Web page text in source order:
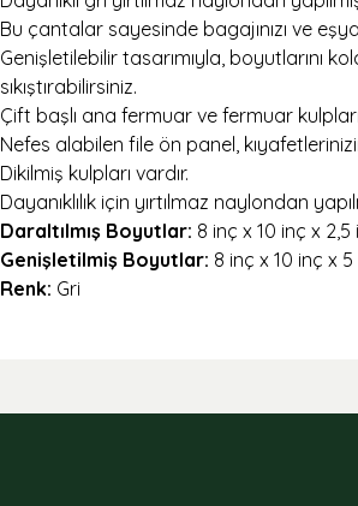
Bu çantalar sayesinde bagajınızı ve
Genişletilebilir tasarımıyla, boyutlarını
sıkıştırabilirsiniz.
Çift başlı ana fermuar ve fermuar
Nefes alabilen file ön panel,
Dikilmiş kulpları vardır.
Dayanıklılık için yırtılmaz naylondan
Daraltılmış Boyutlar: 8 inç x 10 inç x
Genişletilmiş Boyutlar: 8 inç x 10 inç x
Renk: Gri